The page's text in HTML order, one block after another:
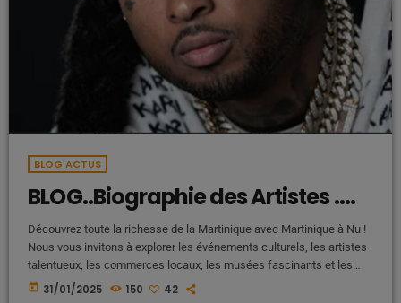
BLOG ACTUS
BLOG..Biographie des Artistes ….
Découvrez toute la richesse de la Martinique avec Martinique à Nu !
Nous vous invitons à explorer les événements culturels, les artistes
talentueux, les commerces locaux, les musées fascinants et les
acteurs dynamiques qui font vibrer l'île aux fleurs. Albéric Louis...
today 31/01/2025 150 42